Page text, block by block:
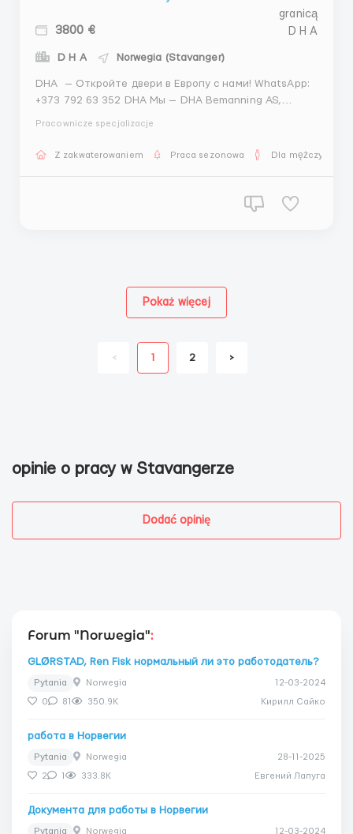
3800 €
D H A Norwegia (Stavanger)
DHA — Откройте двери в Европу с нами! WhatsApp:
+373 792 63 352 DHA Мы — DHA Bemanning AS,
ведущих предприятиях Европы. Наша миссия —
Pracownicze specjalizacje
Z zakwaterowaniem Praca sezonowa Dla mężczyzn
< 1 2 >
Pokaż więcej
opinie o pracy w Stavangerze
Dodać opinię
Forum "Norwegia":
GLØRSTAD, Ren Fisk нормальный ли это работодатель?
Pytania Norwegia 12-03-2024
0 81 350.9K Кирилл Сайко
работа в Норвегии
Pytania Norwegia 28-11-2025
2 333.8K Евгений Лапуга
Документа для работы в Норвегии
Pytania Norwegia 12-03-2024